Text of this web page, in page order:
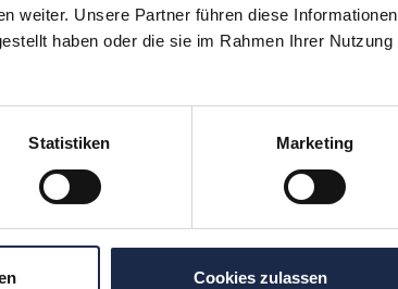
weiter. Unsere Partner führen diese Informationen
haben oder die sie im Rahmen Ihrer Nutzung
Statistiken Marketing
Cookies zulassen
O P T